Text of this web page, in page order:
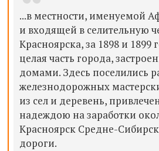
...в местности, именуемой
и входящей в селительную
Красноярска, за 1898 и 1899
целая часть города,
домами. Здесь поселились
железнодорожных
из сел и деревень,
надеждою на заработки
Красноярск Средне-
дороги.